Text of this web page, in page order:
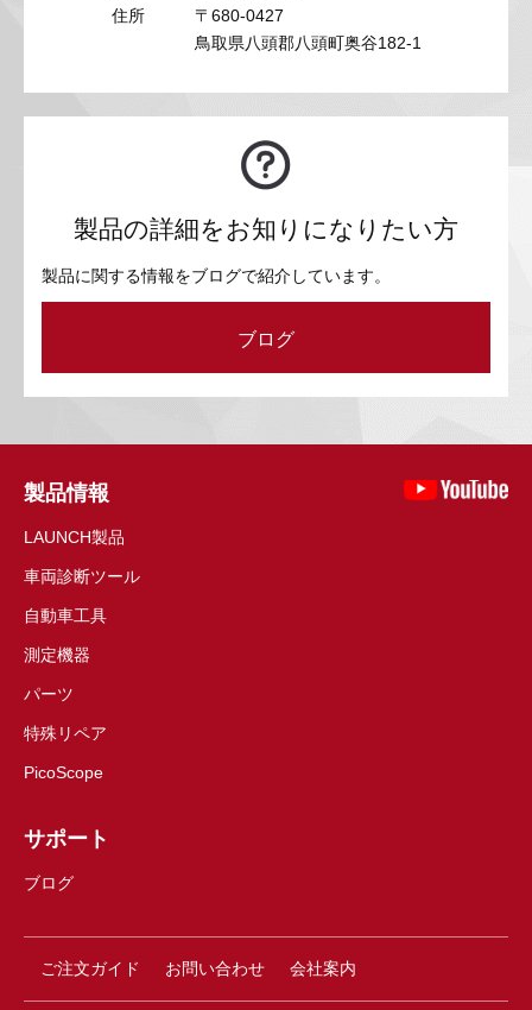
住所
〒680-0427
鳥取県八頭郡八頭町奥谷182-1
製品の詳細をお知りになりたい方
製品に関する情報をブログで紹介しています。
ブログ
製品情報
LAUNCH製品
車両診断ツール
自動車工具
測定機器
パーツ
特殊リペア
PicoScope
サポート
ブログ
ご注文ガイド お問い合わせ 会社案内